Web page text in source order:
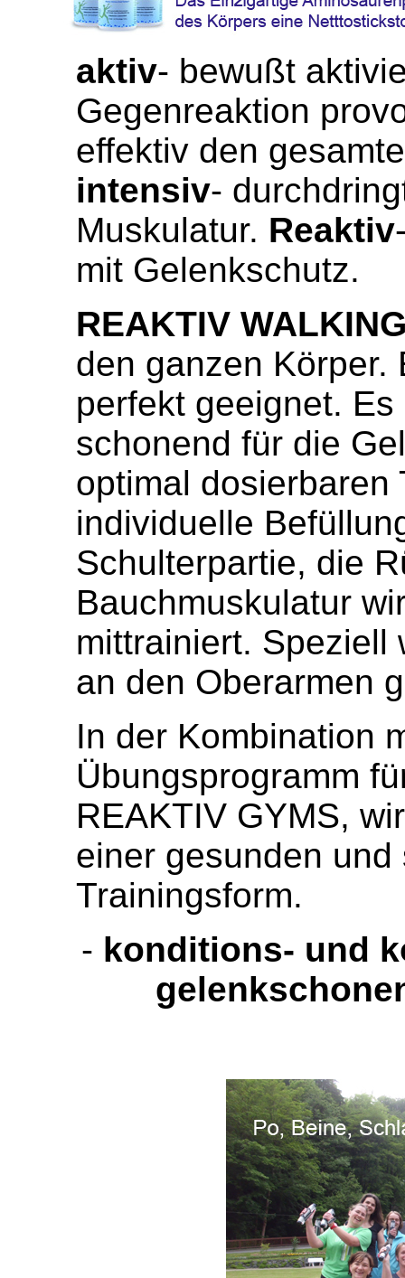
aktiv- bewußt
Gegenreaktion
effektiv den
intensiv-
Muskulatur. Reaktiv
mit Gelenkschutz.
REAKTIV
den ganzen Körper.
perfekt geeignet.
schonend für die
optimal dosierbaren
individuelle
Schulterpartie, die
Bauchmuskulatur
mittrainiert. Speziell
an den Oberarmen
In der Kombination
Übungsprogramm
REAKTIV GYMS,
einer gesunden
Trainingsform.
- konditions- und